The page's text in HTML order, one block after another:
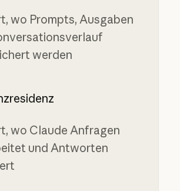
wo Prompts, Ausgaben
werden
wo Claude Anfragen
und Antworten